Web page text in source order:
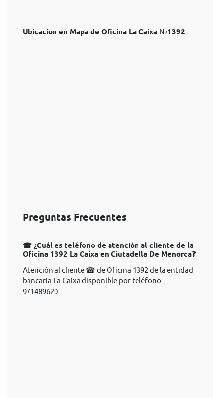
Ubicacion en Mapa de Oficina La Caixa №1392
Preguntas Frecuentes
☎ ¿Cuál es teléfono de atención al cliente de la
Oficina 1392 La Caixa en Ciutadella De Menorca❓
Atención al cliente ☎ de Oficina 1392 de la entidad
bancaria La Caixa disponible por teléfono
971489620.